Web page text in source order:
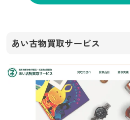
あい古物買取サービス